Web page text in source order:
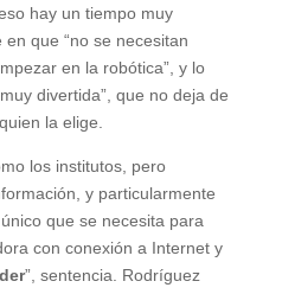
hay un tiempo muy
que “no se necesitan
en la robótica”, y lo
divertida”, que no deja de
la elige.
los institutos, pero
y particularmente
que se necesita para
con conexión a Internet y
”, sentencia. Rodríguez